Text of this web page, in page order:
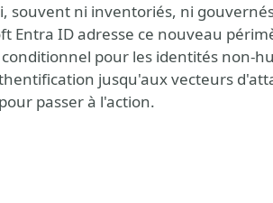
souvent ni inventoriés, ni
Entra ID adresse ce nouveau
pour les identités non-
jusqu'aux vecteurs
passer à l'action.